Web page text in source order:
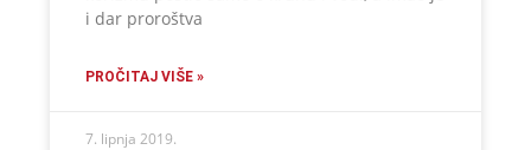
i dar proroštva
PROČITAJ VIŠE »
7. lipnja 2019.